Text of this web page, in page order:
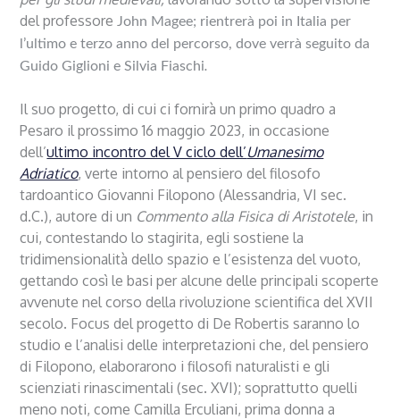
del professore John Magee; rientrerà poi in Italia per
l’ultimo e terzo anno del percorso, dove verrà seguito da
Guido Giglioni e Silvia Fiaschi.
Il suo progetto, di cui ci fornirà un primo quadro a
Pesaro il prossimo 16 maggio 2023, in occasione
dell’ultimo incontro del V ciclo dell’Umanesimo
Adriatico, verte intorno al pensiero del filosofo
tardoantico Giovanni Filopono (Alessandria, VI sec.
d.C.), autore di un Commento alla Fisica di Aristotele, in
cui, contestando lo stagirita, egli sostienela
tridimensionalità dello spazio el’esistenza del vuoto,
gettando così le basi per alcune delle principali scoperte
avvenute nel corso dellarivoluzione scientifica del XVII
secolo. Focus del progetto di De Robertis saranno lo
studio e l’analisi delle interpretazioni che, del pensiero
di Filopono, elaborarono i filosofi naturalisti e gli
scienziati rinascimentali (sec. XVI); soprattutto quelli
meno noti, come Camilla Erculiani, prima donna a